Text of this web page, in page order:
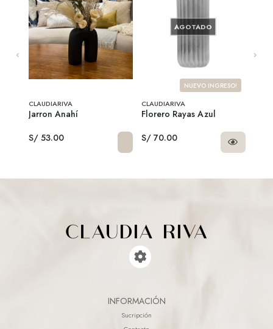
CLAUDIARIVA
Jarron Anahí
S/ 53.00
AGOTADO
NUEVO INGRESO!
CLAUDIARIVA
Florero Rayas Azul
S/ 70.00
INFORMACIÓN
Sucripción